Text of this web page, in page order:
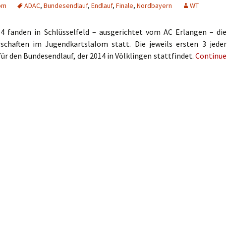
ADAC, Bundesendlauf, Endlauf, Finale, Nordbayern WT
fanden in Schlüsselfeld – ausgerichtet vom AC Erlangen – die
im Jugendkartslalom statt. Die jeweils ersten 3 jeder
den Bundesendlauf, der 2014 in Völklingen stattfindet. Continue